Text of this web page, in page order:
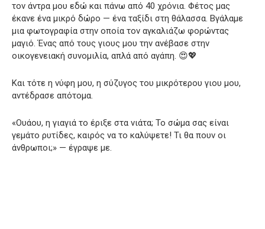
τον άντρα μου εδώ και πάνω από 40 χρόνια. Φέτος μας
έκανε ένα μικρό δώρο — ένα ταξίδι στη θάλασσα. Βγάλαμε
μια φωτογραφία στην οποία τον αγκαλιάζω φορώντας
μαγιό. Ένας από τους γιους μου την ανέβασε στην
οικογενειακή συνομιλία, απλά από αγάπη. 😍💖
Και τότε η νύφη μου, η σύζυγος του μικρότερου γιου μου,
αντέδρασε απότομα.
«Ουάου, η γιαγιά το έριξε στα νιάτα; Το σώμα σας είναι
γεμάτο ρυτίδες, καιρός να το καλύψετε! Τι θα πουν οι
άνθρωποι;» — έγραψε με.